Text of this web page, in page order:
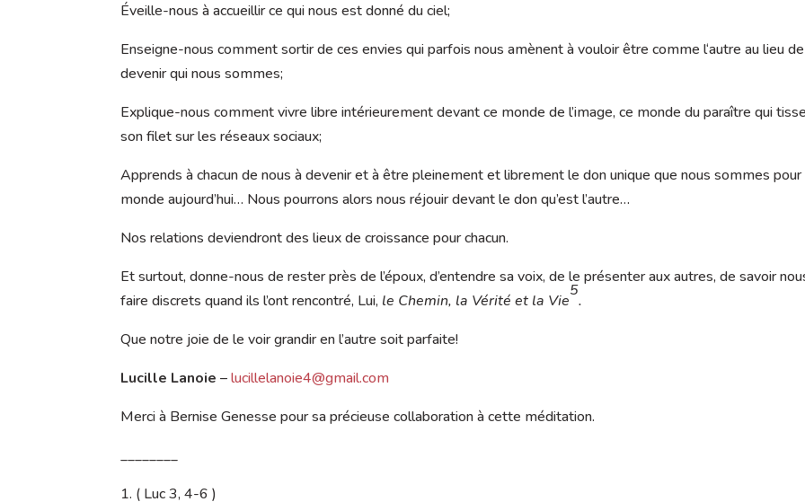
Éveille-nous à accueillir ce qui nous est donné du ciel;
Enseigne-nous comment sortir de ces envies qui parfois nous amènent à vouloir être comme l‘autre au lieu de
devenir qui nous sommes;
Explique-nous comment vivre libre intérieurement devant ce monde de l’image, ce monde du paraître qui
son filet sur les réseaux sociaux;
Apprends à chacun de nous à devenir et à être pleinement et librement le don unique que nous sommes
monde aujourd’hui… Nous pourrons alors nous réjouir devant le don qu’est l’autre…
Nos relations deviendront des lieux de croissance pour chacun.
Et surtout, donne-nous de rester près de l’époux, d’entendre sa voix, de le présenter aux autres, de savoir
faire discrets quand ils l’ont rencontré, Lui, le Chemin, la Vérité et la Vie
5
.
Que notre joie de le voir grandir en l’autre soit parfaite!
Lucille Lanoie –lucillelanoie4@gmail.com
Merci à Bernise Genesse pour sa précieuse collaboration à cette méditation.
________
( Luc 3, 4-6 )